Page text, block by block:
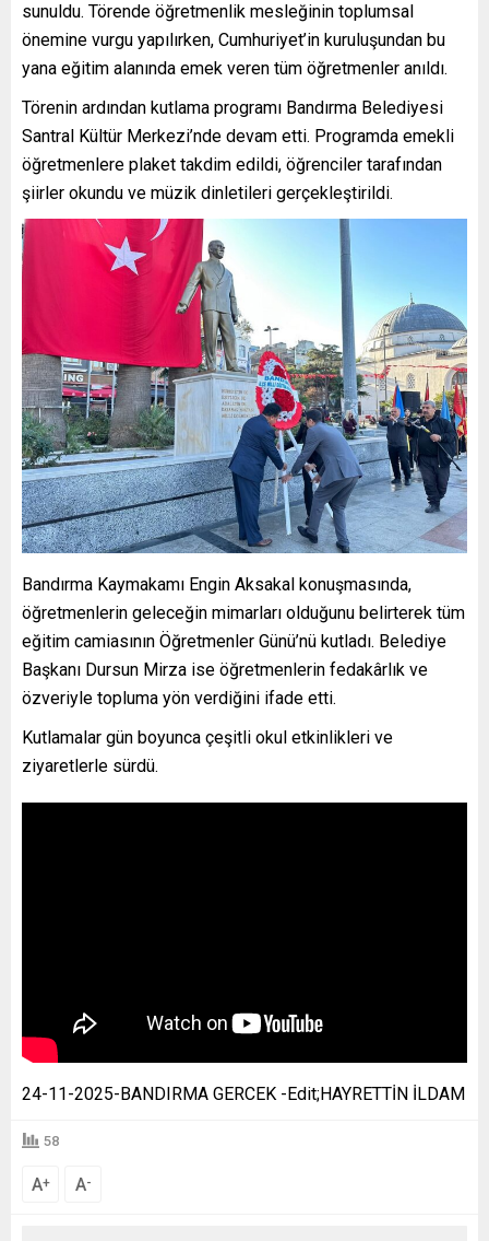
sunuldu. Törende öğretmenlik mesleğinin toplumsal
önemine vurgu yapılırken, Cumhuriyet’in kuruluşundan bu
yana eğitim alanında emek veren tüm öğretmenler anıldı.
Törenin ardından kutlama programı Bandırma Belediyesi
Santral Kültür Merkezi’nde devam etti. Programda emekli
öğretmenlere plaket takdim edildi, öğrenciler tarafından
şiirler okundu ve müzik dinletileri gerçekleştirildi.
Bandırma Kaymakamı Engin Aksakal konuşmasında,
öğretmenlerin geleceğin mimarları olduğunu belirterek tüm
eğitim camiasının Öğretmenler Günü’nü kutladı. Belediye
Başkanı Dursun Mirza ise öğretmenlerin fedakârlık ve
özveriyle topluma yön verdiğini ifade etti.
Kutlamalar gün boyunca çeşitli okul etkinlikleri ve
ziyaretlerle sürdü.
24-11-2025-BANDIRMA GERCEK -Edit;HAYRETTİN İLDAM
58
A+ A-